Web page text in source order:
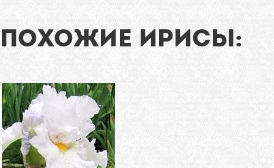
ПОХОЖИЕ ИРИСЫ:
2006